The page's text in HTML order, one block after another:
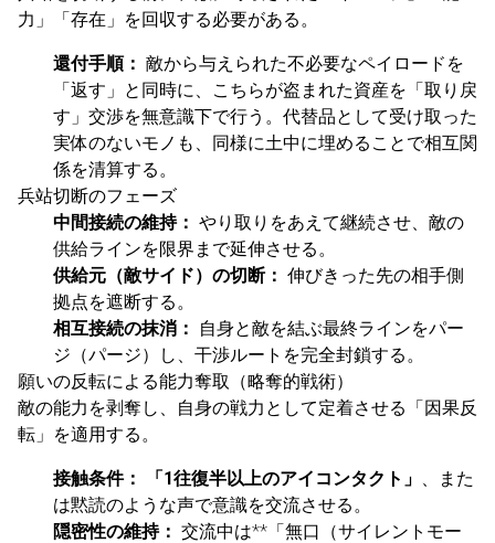
力」「存在」を回収する必要がある。
還付手順： 敵から与えられた不必要なペイロードを
「返す」と同時に、こちらが盗まれた資産を「取り戻
す」交渉を無意識下で行う。代替品として受け取った
実体のないモノも、同様に土中に埋めることで相互関
係を清算する。
兵站切断のフェーズ
中間接続の維持： やり取りをあえて継続させ、敵の
供給ラインを限界まで延伸させる。
供給元（敵サイド）の切断： 伸びきった先の相手側
拠点を遮断する。
相互接続の抹消：
自身と敵を結ぶ最終ラインをパー
ジ（パージ）し、干渉ルートを完全封鎖する。
願いの反転による能力奪取（略奪的戦術）
敵の能力を剥奪し、自身の戦力として定着させる「因果反
転」を適用する。
接触条件： 「1往復半以上のアイコンタクト」 、また
は黙読のような声で意識を交流させる。
隠密性の維持： 交流中は**「無口（サイレントモー